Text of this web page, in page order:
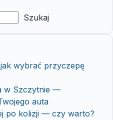
Szukaj
wybrać przyczepę
w Szczytnie —
auta
po kolizji — czy warto?